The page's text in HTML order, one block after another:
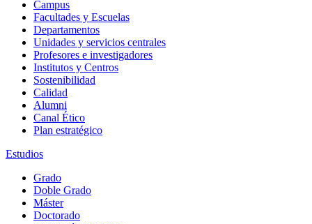
Campus
Facultades y Escuelas
Departamentos
Unidades y servicios centrales
Profesores e investigadores
Institutos y Centros
Sostenibilidad
Calidad
Alumni
Canal Ético
Plan estratégico
Estudios
Grado
Doble Grado
Máster
Doctorado